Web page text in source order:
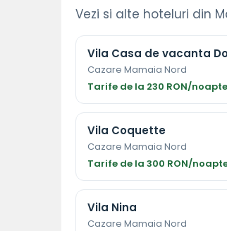
Vezi si alte hoteluri din
Vila Casa de vacanta
Cazare Mamaia Nord
Tarife de la 230 RON/noapte
Vila Coquette
Cazare Mamaia Nord
Tarife de la 300 RON/
Vila Nina
Cazare Mamaia Nord